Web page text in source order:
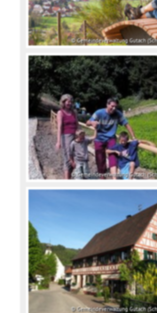
© Gemeindeverwaltung Gutach
© Gemeindeverwaltung Gutach
© Gemeindeverwaltung Gutach